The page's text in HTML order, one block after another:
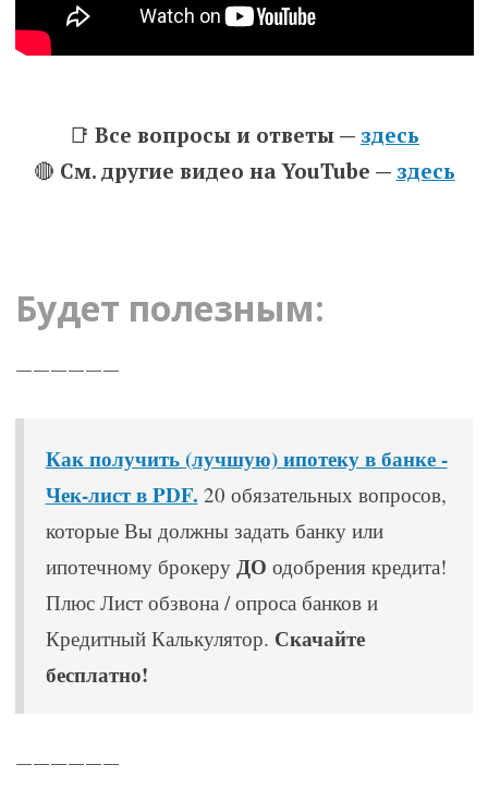
📑 Все вопросы и ответы — здесь
🔴 См. другие видео на YouTube — здесь
Будет полезным:
——————
Как получить (лучшую) ипотеку в банке -
Чек-лист в PDF. 20 обязательных вопросов,
которые Вы должны задать банку или
ипотечному брокеру ДО одобрения кредита!
Плюс Лист обзвона / опроса банков и
Кредитный Калькулятор. Скачайте
бесплатно!
——————